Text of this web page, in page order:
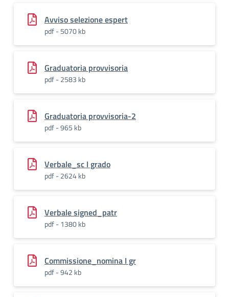
Avviso selezione espert
pdf - 5070 kb
Graduatoria provvisoria
pdf - 2583 kb
Graduatoria provvisoria-2
pdf - 965 kb
Verbale_sc I grado
pdf - 2624 kb
Verbale signed_patr
pdf - 1380 kb
Commissione_nomina I gr
pdf - 942 kb